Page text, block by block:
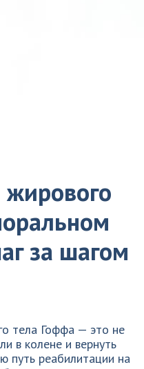
жирового
за шагом
тела Гоффа — это не
в колене и вернуть
путь реабилитации на